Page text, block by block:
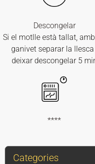
Descongelar
Si el motlle està tallat,
ganivet separar la
deixar descongelar 5
****